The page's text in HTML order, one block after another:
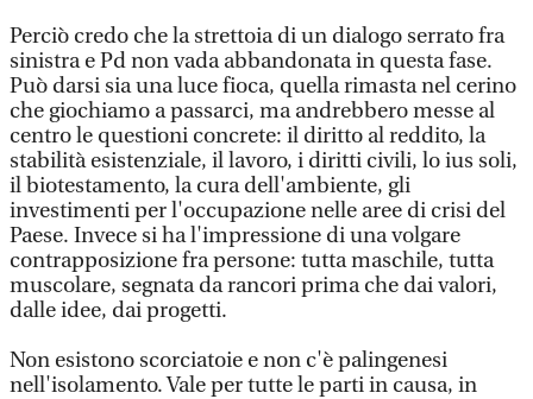
Perciò credo che la strettoia di un dialogo serrato fra
sinistra e Pd non vada abbandonata in questa fase.
Può darsi sia una luce fioca, quella rimasta nel cerino
che giochiamo a passarci, ma andrebbero messe al
centro le questioni concrete: il diritto al reddito, la
stabilità esistenziale, il lavoro, i diritti civili, lo ius soli,
il biotestamento, la cura dell'ambiente, gli
investimenti per l'occupazione nelle aree di crisi del
Paese. Invece si ha l'impressione di una volgare
contrapposizione fra persone: tutta maschile, tutta
muscolare, segnata da rancori prima che dai valori,
dalle idee, dai progetti.
Non esistono scorciatoie e non c'è palingenesi
nell'isolamento. Vale per tutte le parti in causa, in